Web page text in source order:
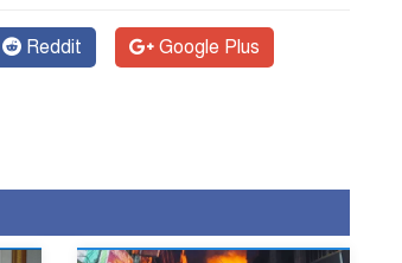
Reddit Google Plus